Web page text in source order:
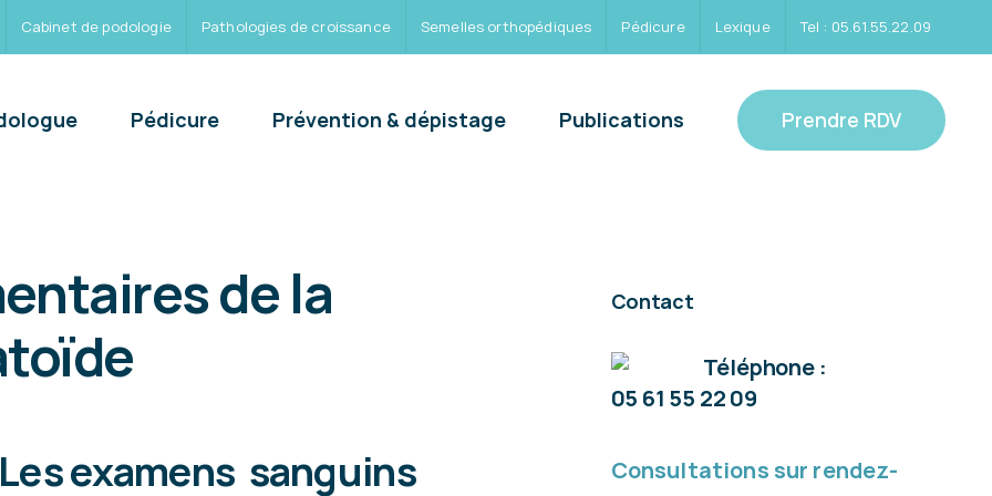
Cabinet de podologie Pathologies de croissance Semelles orthopédiques Pédicure Lexique Tel : 05.61.55.22.09
Pédicure Prévention & dépistage Publications Prendre RDV
de la
Les examens sanguins
Contact
Téléphone :
05 61 55 22 09
Consultations sur rendez-